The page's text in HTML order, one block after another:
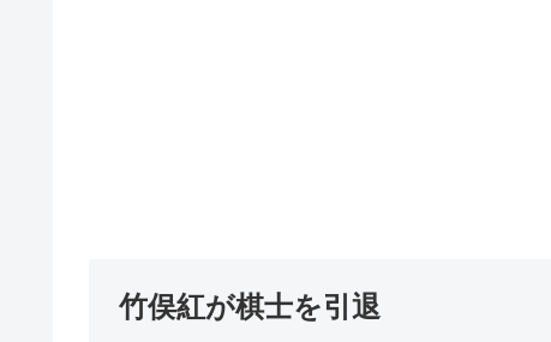
竹俣紅が棋士を引退